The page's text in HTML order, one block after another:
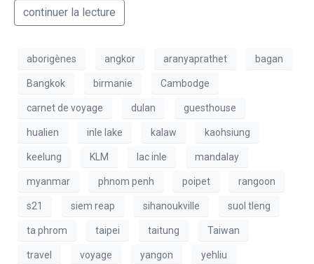
continuer la lecture
aborigènes angkor aranyaprathet bagan
Bangkok birmanie Cambodge
carnet de voyage dulan guesthouse
hualien inle lake kalaw kaohsiung
keelung KLM lac inle mandalay
myanmar phnom penh poipet rangoon
s21 siem reap sihanoukville suol tleng
ta phrom taipei taitung Taiwan
travel voyage yangon yehliu